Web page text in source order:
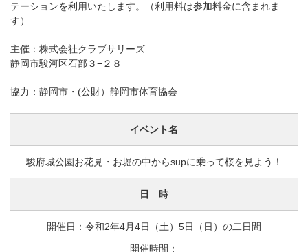
テーションを利用いたします。（利用料は参加料金に含まれま
す）
主催：株式会社クラブサリーズ
静岡市駿河区石部３−２８
協力：静岡市・(公財）静岡市体育協会
イベント名
駿府城公園お花見・お堀の中からsupに乗って桜を見よう！
日 時
開催日：令和2年4月4日（土）5日（日）の二日間
開催時間：